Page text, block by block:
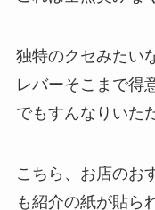
独特のクセみたい
レバーそこまで得
でもすんなりいた
こちら、お店のお
も紹介の紙が貼ら